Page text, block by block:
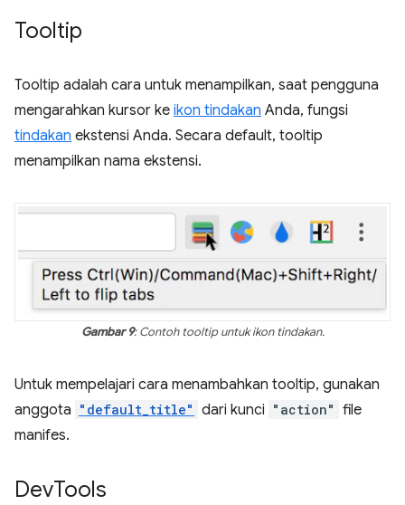
Tooltip
Tooltip adalah cara untuk menampilkan, saat pengguna
mengarahkan kursor ke ikon tindakan Anda, fungsi
tindakan ekstensi Anda. Secara default, tooltip
menampilkan nama ekstensi.
Gambar 9: Contoh tooltip untuk ikon tindakan.
Untuk mempelajari cara menambahkan tooltip, gunakan
anggota "default_title" dari kunci "action" file
manifes.
DevTools